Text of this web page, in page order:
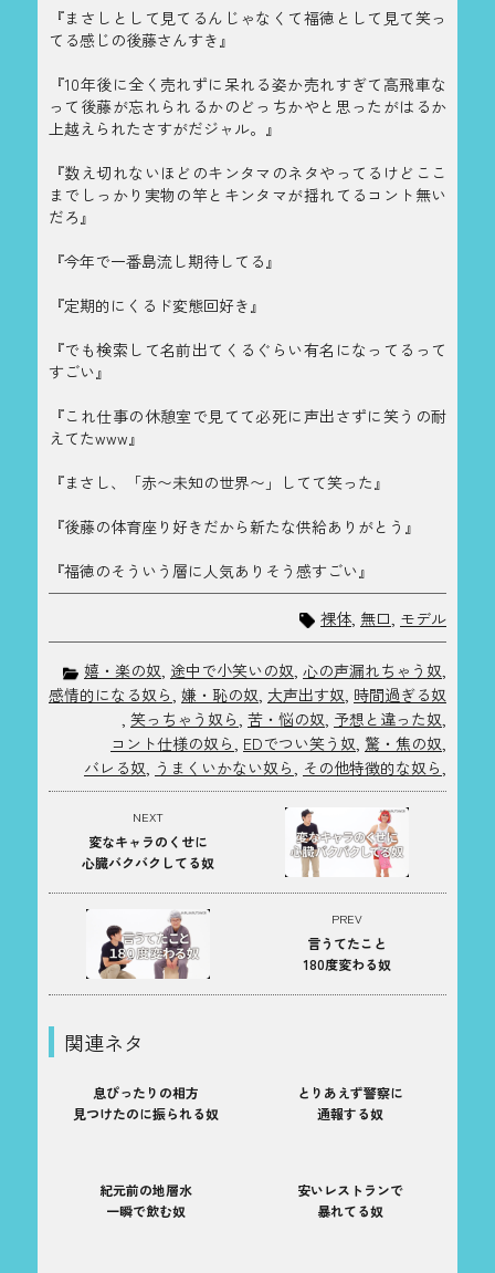
『まさしとして見てるんじゃなくて福徳として見て笑っ
てる感じの後藤さんすき』
『10年後に全く売れずに呆れる姿か売れすぎて高飛車な
って後藤が忘れられるかのどっちかやと思ったがはるか
上越えられたさすがだジャル。』
『数え切れないほどのキンタマのネタやってるけどここ
までしっかり実物の竿とキンタマが揺れてるコント無い
だろ』
『今年で一番島流し期待してる』
『定期的にくるド変態回好き』
『でも検索して名前出てくるぐらい有名になってるって
すごい』
『これ仕事の休憩室で見てて必死に声出さずに笑うの耐
えてたwww』
『まさし、「赤〜未知の世界〜」してて笑った』
『後藤の体育座り好きだから新たな供給ありがとう』
『福徳のそういう層に人気ありそう感すごい』
裸体 無口 モデル
嬉・楽の奴, 途中で小笑いの奴, 心の声漏れちゃう奴,
感情的になる奴ら, 嫌・恥の奴, 大声出す奴, 時間過ぎる奴
, 笑っちゃう奴ら, 苦・悩の奴, 予想と違った奴,
コント仕様の奴ら, EDでつい笑う奴, 驚・焦の奴,
バレる奴, うまくいかない奴ら, その他特徴的な奴ら,
PREV
言うてたこと
180度変わる奴
NEXT
変なキャラのくせに
心臓バクバクしてる奴
関連ネタ
息ぴったりの相方
見つけたのに振られる奴
とりあえず警察に
通報する奴
紀元前の地層水
一瞬で飲む奴
安いレストランで
暴れてる奴